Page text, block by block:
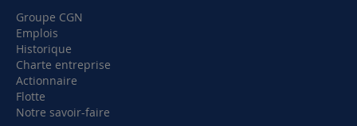
Groupe CGN
Emplois
Historique
Charte entreprise
Actionnaire
Flotte
Notre savoir-faire